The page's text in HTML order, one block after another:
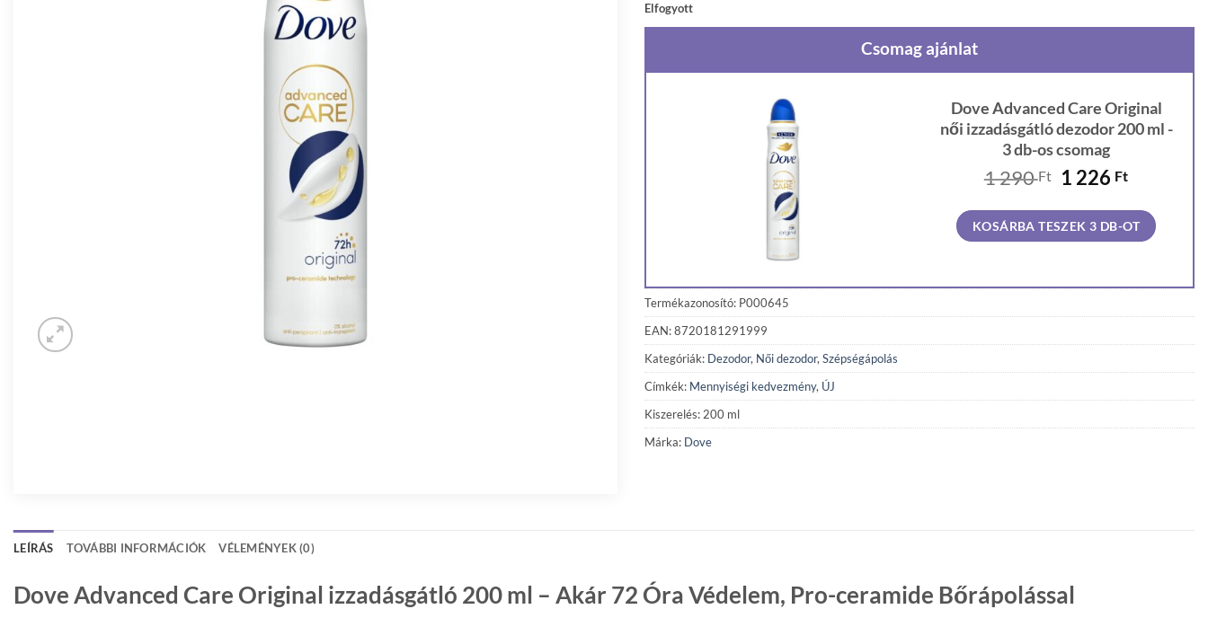
Elfogyott
Csomag ajánlat
Dove Advanced Care Original
női izzadásgátló dezodor 200 ml -
3 db-os csomag
1 290Ft
Original
was:
1
1 226 FtCurrent
is:
1
KOSÁRBA TESZEK 3 DB-OT
Termékazonosító: P000645
EAN: 8720181291999
Kategóriák: Dezodor, Női dezodor, Szépségápolás
Címkék: Mennyiségi kedvezmény, ÚJ
Kiszerelés: 200 ml
Márka: Dove
LEÍRÁS TOVÁBBI INFORMÁCIÓK VÉLEMÉNYEK (0)
Dove Advanced Care Original izzadásgátló 200 ml – Akár 72 Óra Védelem, Pro-ceramide Bőrápolással